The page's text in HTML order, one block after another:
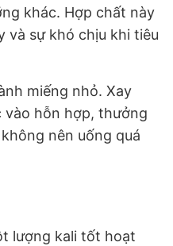
khác. Hợp chất này
và sự khó chịu khi tiêu
miếng nhỏ. Xay
vào hỗn hợp, thưởng
nên uống quá
lượng kali tốt hoạt